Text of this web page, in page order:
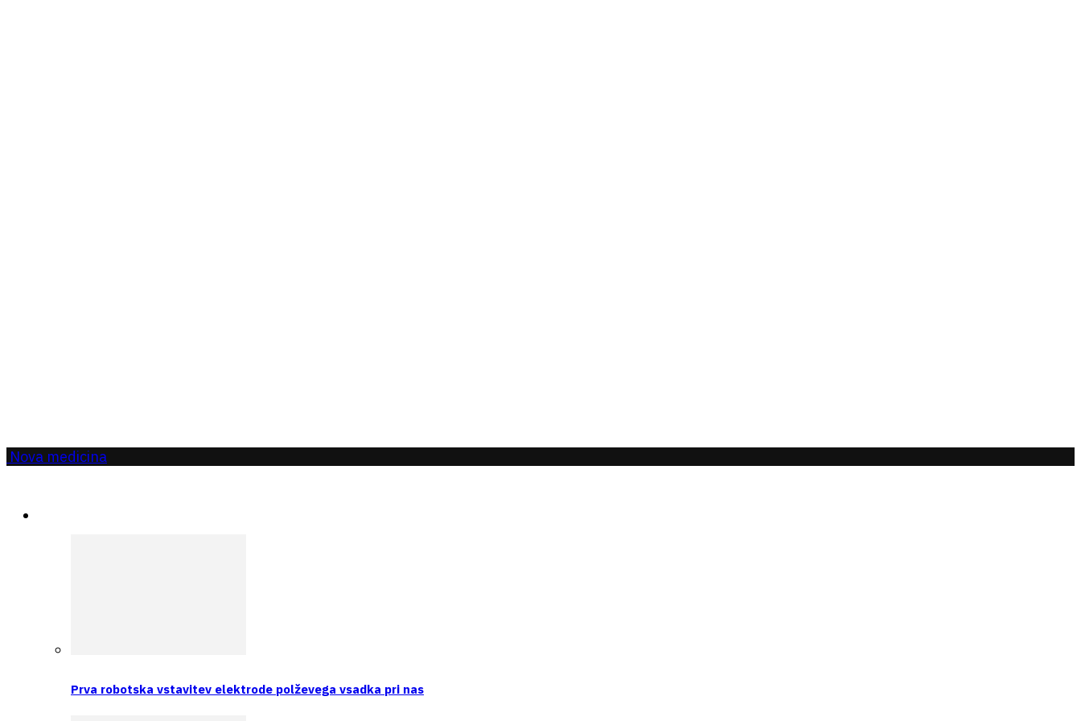
Nova medicina
Prva robotska vstavitev elektrode polževega vsadka pri nas